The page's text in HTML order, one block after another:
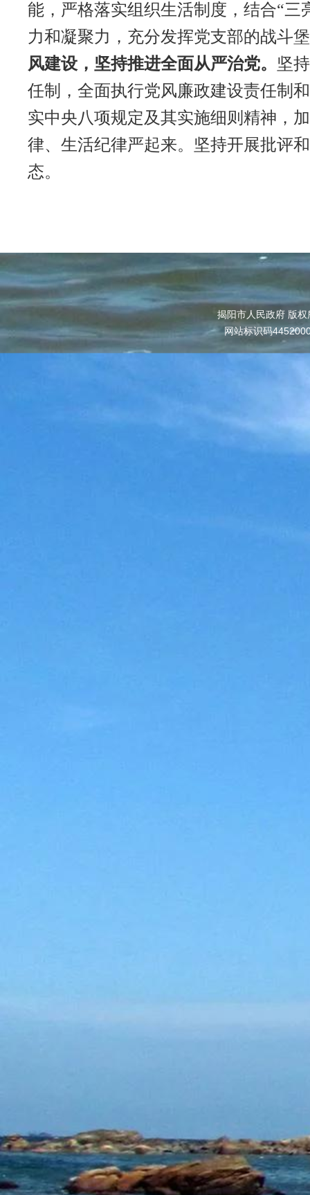
能，严格落实组织生活制度，结合“
力和凝聚力，充分发挥党支部的战斗
风建设，坚持推进全面从严治党。 坚
任制，全面执行党风廉政建设责任制
实中央八项规定及其实施细则精神，
律、生活纪律严起来。坚持开展批评
态。
揭阳市人民政府 版
网站标识码